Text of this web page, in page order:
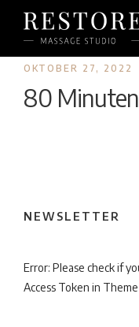
OKTOBER 27, 2022
80 Minuten
NEWSLETTER
Error: Please check if
Access Token in